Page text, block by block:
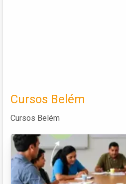
Cursos Belém
Cursos Belém